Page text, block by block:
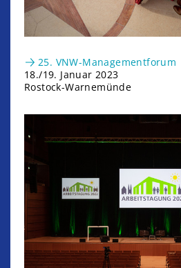
25. VNW-Managementforum
18./19. Januar 2023
Rostock-Warnemünde